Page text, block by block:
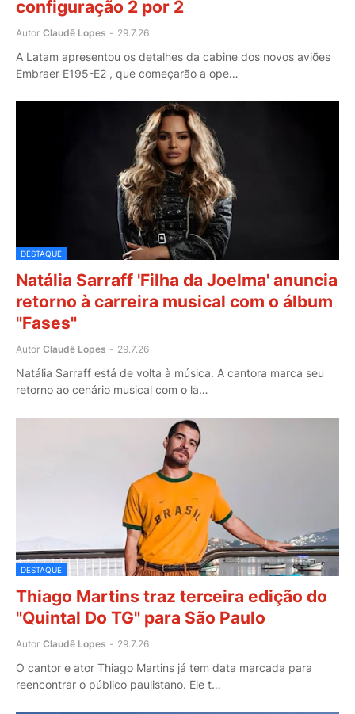
configuração 2 por 2
Autor Claudê Lopes - 29.7.26
A Latam apresentou os detalhes da cabine dos novos aviões
Embraer E195-E2 , que começarão a ope…
DESTAQUE
Natália Sarraff 'Filha da Joelma' anuncia
retorno à carreira musical com o álbum
"Fases"
Autor Claudê Lopes - 29.7.26
Natália Sarraff está de volta à música. A cantora marca seu
retorno ao cenário musical com o la…
DESTAQUE
Thiago Martins traz terceira edição do
"Quintal Do TG" para São Paulo
Autor Claudê Lopes - 29.7.26
O cantor e ator Thiago Martins já tem data marcada para
reencontrar o público paulistano. Ele t…